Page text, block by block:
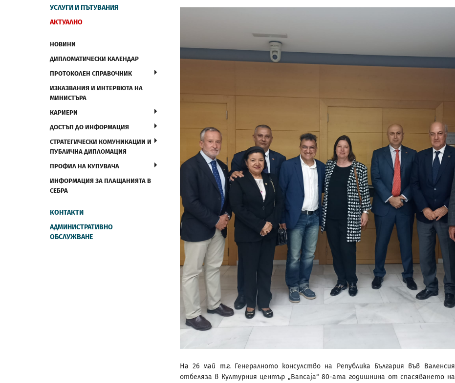
УСЛУГИ И ПЪТУВАНИЯ
АКТУАЛНО
НОВИНИ
ДИПЛОМАТИЧЕСКИ КАЛЕНДАР
ПРОТОКОЛЕН СПРАВОЧНИК
ИЗКАЗВАНИЯ И ИНТЕРВЮТА НА
МИНИСТЪРА
КАРИЕРИ
ДОСТЪП ДО ИНФОРМАЦИЯ
СТРАТЕГИЧЕСКИ КОМУНИКАЦИИ И
ПУБЛИЧНА ДИПЛОМАЦИЯ
ПРОФИЛ НА КУПУВАЧА
ИНФОРМАЦИЯ ЗА ПЛАЩАНИЯТА В
СЕБРА
КОНТАКТИ
АДМИНИСТРАТИВНО
ОБСЛУЖВАНЕ
На 26 май т.г. Генералното консулство на Република България във Валенсия
отбеляза в Културния център „Bancaja“ 80-ата годишнина от спасяването на